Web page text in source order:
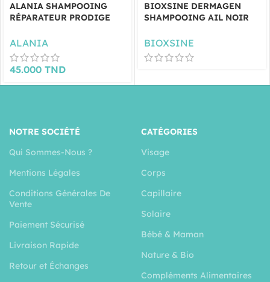
ALANIA SHAMPOOING
RÉPARATEUR PRODIGE
ALANIA
45.000 TND
BIOXSINE DERMAGEN
SHAMPOOING AIL NOIR
BIOXSINE
NOTRE SOCIÉTÉ
Qui Sommes-Nous ?
Mentions Légales
Conditions Générales De
Vente
Paiement Sécurisé
Livraison Rapide
Retour et Échanges
CATÉGORIES
Visage
Corps
Capillaire
Solaire
Bébé & Maman
Nature & Bio
Compléments Alimentaires